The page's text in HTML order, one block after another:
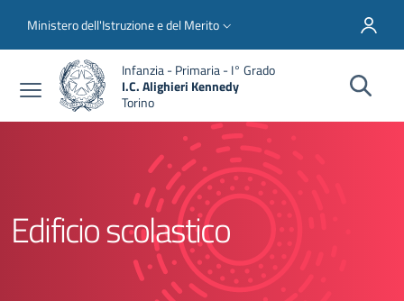
Slim top
Ministero dell'Istruzione e del Merito
Infanzia - Primaria - I° Grado
I.C. Alighieri Kennedy
Torino
Edificio scolastico